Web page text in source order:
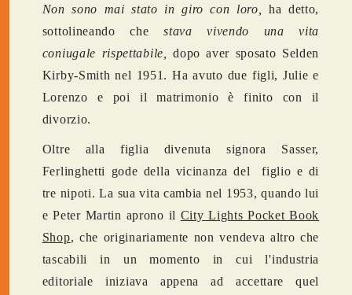
Non sono mai stato in giro con loro,ha detto,
sottolineando che stava vivendo una vita
coniugale rispettabile,
dopo aver sposato Selden
Kirby-Smith nel 1951. Ha avuto due figli, Julie e
Lorenzo e poi il matrimonio è finito con il
divorzio.
Oltre alla figlia divenuta signora Sasser,
Ferlinghetti gode della vicinanza del figlio e di
tre nipoti. La sua vita cambia nel 1953, quando lui
e Peter Martin aprono il City Lights Pocket Book
Shop, che originariamente non vendeva altro che
tascabili in un momento in cui l'industria
editoriale iniziava appena ad accettare quel